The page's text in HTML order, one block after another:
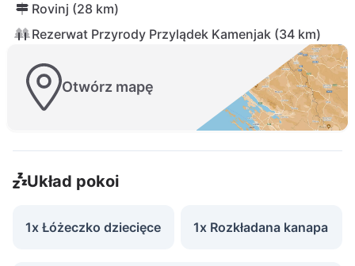
Rovinj (28 km)
Rezerwat Przyrody Przylądek Kamenjak (34 km)
Otwórz mapę
Układ pokoi
1x Łóżeczko dziecięce 1x Rozkładana kanapa